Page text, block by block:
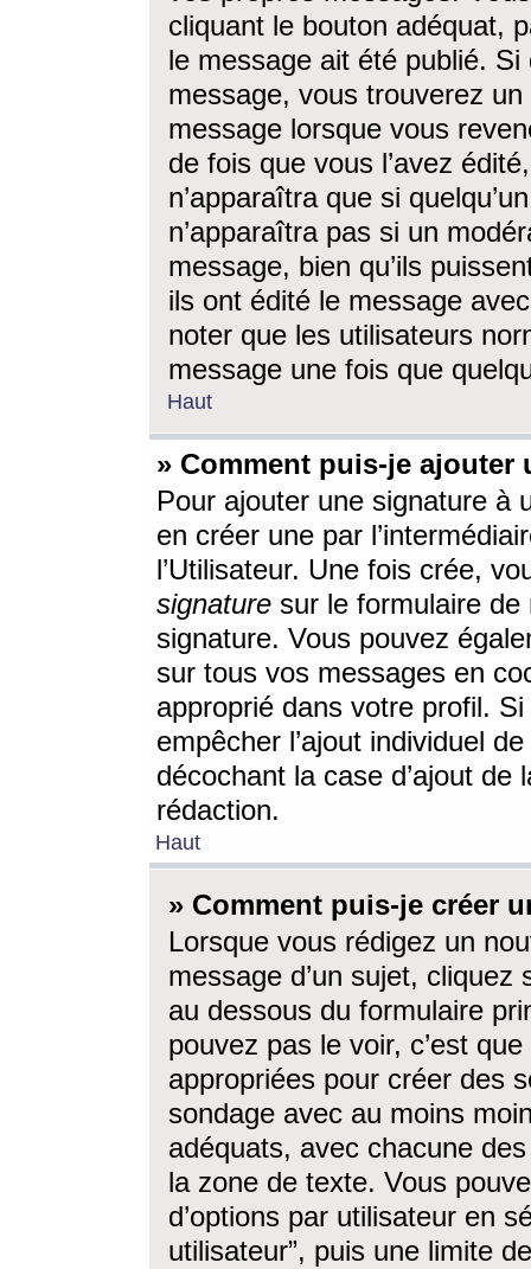
cliquant le bouton adéquat,
le message ait été publié. Si
message, vous trouverez
message lorsque vous
de fois que vous l’avez
n’apparaîtra que si
n’apparaîtra pas si un
message, bien qu’ils
ils ont édité le message
noter que les utilisateurs
message une fois que
Haut
» Comment puis-je ajouter
Pour ajouter une signature à
en créer une par
l’Utilisateur. Une fois crée,
signature sur le formulaire de
signature. Vous pouvez
sur tous vos messages en
approprié dans votre profil.
empêcher l’ajout individuel
décochant la case d’ajout
rédaction.
Haut
» Comment puis-je créer
Lorsque vous rédigez un
message d’un sujet, cliquez
au dessous du formulaire
pouvez pas le voir, c’est
appropriées pour créer des
sondage avec au moins
adéquats, avec chacune
la zone de texte. Vous
d’options par utilisateur en
utilisateur”, puis une limite